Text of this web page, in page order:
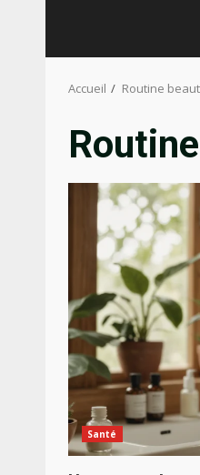
Accueil Routine
Santé